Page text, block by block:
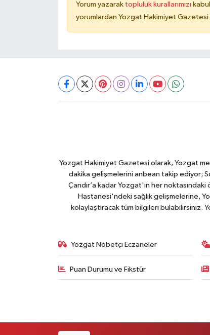
Yorum yazarak topluluk kurallarımızı
yorumlardan Yozgat Hakimiyet
Yozgat Hakimiyet Gazetesi olarak, Yozgat
dakika gelişmelerini anbean takip ediyor;
Çandır’a kadar Yozgat'ın her
Hastanesi'ndeki sağlık gelişmelerine,
kolaylaştıracak tüm bilgileri bulabilirsiniz.
Yozgat Nöbetçi Eczaneler
Puan Durumu ve Fikstür